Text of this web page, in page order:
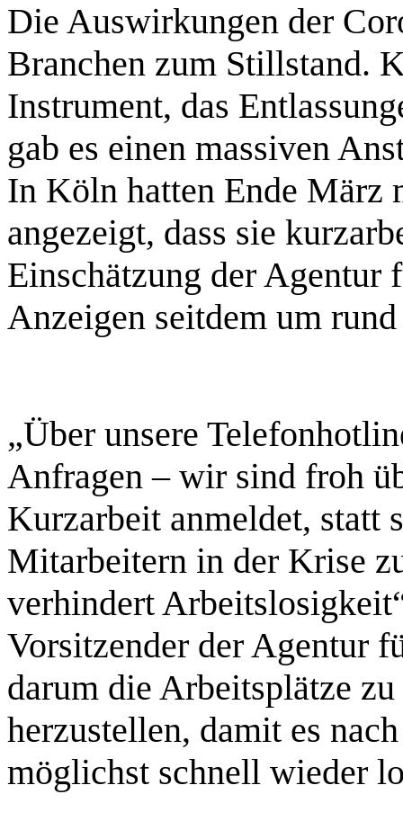
Die Auswirkungen der
Branchen zum Stillstand.
Instrument, das
gab es einen massiven
In Köln hatten Ende März
angezeigt, dass sie
Einschätzung der
Anzeigen seitdem um
„Über unsere
Anfragen – wir sind froh
Kurzarbeit anmeldet, statt
Mitarbeitern in der Krise
verhindert
Vorsitzender der Agentur
darum die Arbeitsplätze
herzustellen, damit es
möglichst schnell wieder